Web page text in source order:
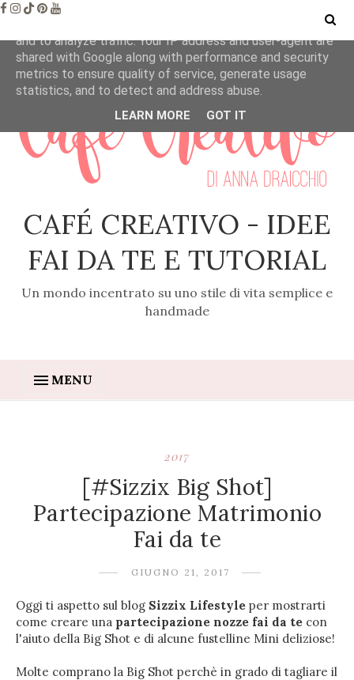
CAFÉ CREATIVO - IDEE
FAI DA TE E TUTORIAL
Un mondo incentrato su uno stile di vita semplice e
handmade
MENU
2017
[#Sizzix Big Shot]
Partecipazione Matrimonio
Fai da te
GIUGNO 21, 2017
Oggi ti aspetto sul blog Sizzix Lifestyle per mostrarti
come creare una partecipazione nozze fai da te con
l'aiuto della Big Shot e di alcune fustelline Mini deliziose!
Molte comprano la Big Shot perchè in grado di tagliare il
This site uses cookies from Google to deliver its services
and to analyze traffic. Your IP address and user-agent are
shared with Google along with performance and security
metrics to ensure quality of service, generate usage
statistics, and to detect and address abuse.
LEARN MORE GOT IT